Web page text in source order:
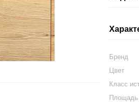
Бренд
Цвет
Класс
Площадь